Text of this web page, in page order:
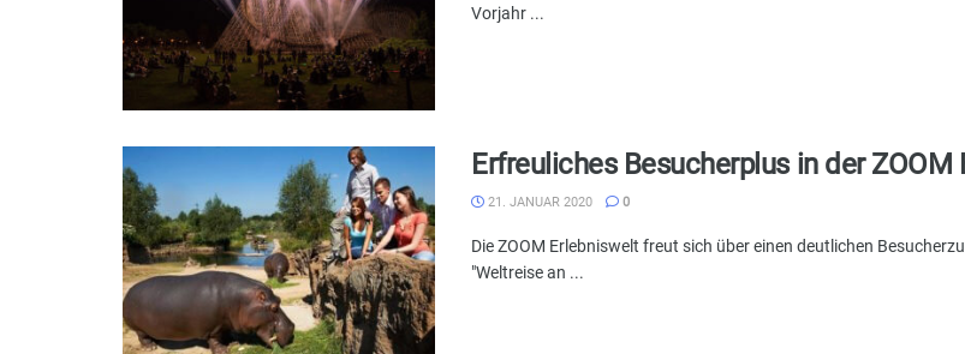
Vorjahr ...
Erfreuliches Besucherplus in der ZOOM
21. JANUAR 2020 0
Die ZOOM Erlebniswelt freut sich über einen deutlichen
"Weltreise an ...